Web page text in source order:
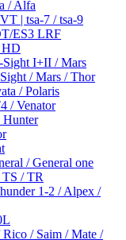
/ Alfa
| tsa-7 / tsa-9
ES3 LRF
HD
I+II / Mars
/ Mars / Thor
/ Polaris
/ Venator
/ General one
/ TR
1-2 / Alpex /
/ Saim / Mate /